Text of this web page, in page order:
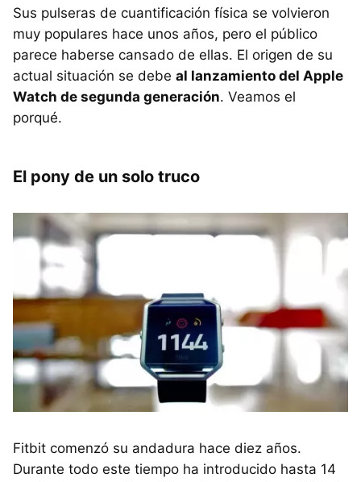
Sus pulseras de cuantificación física se volvieron
muy populares hace unos años, pero el público
parece haberse cansado de ellas. El origen de su
actual situación se debe al lanzamiento del Apple
Watch de segunda generación. Veamos el
porqué.
El pony de un solo truco
Fitbit comenzó su andadura hace diez años.
Durante todo este tiempo ha introducido hasta 14